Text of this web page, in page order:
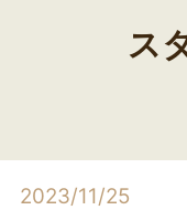
ス
2023/11/25